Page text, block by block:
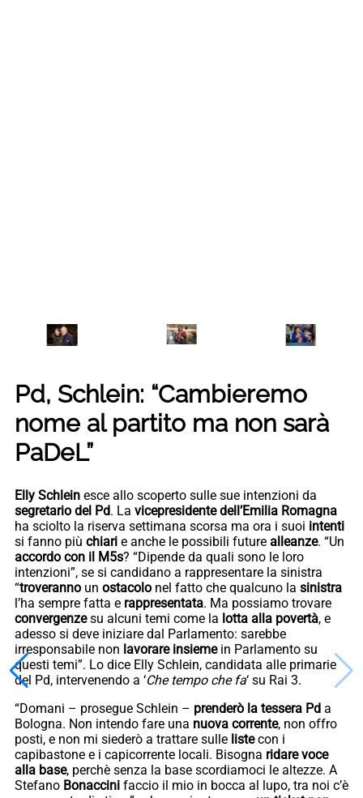
Pd, Schlein: “Cambieremo
nome al partito ma non sarà
PaDeL”
Elly Schlein esce allo scoperto sulle sue intenzioni da
segretario del Pd. La vicepresidente dell’Emilia Romagna
ha sciolto la riserva settimana scorsa ma ora i suoi intenti
si fanno più chiari e anche le possibili future alleanze. “Un
accordo con il M5s? “Dipende da quali sono le loro
intenzioni”, se si candidano a rappresentare la sinistra
“troveranno un ostacolo nel fatto che qualcuno la sinistra
l’ha sempre fatta e rappresentata. Ma possiamo trovare
convergenzesu alcuni temi come la lotta alla povertà, e
adesso si deve iniziare dal Parlamento: sarebbe
irresponsabile non lavorare insiemein Parlamento su
questi temi”. Lo dice Elly Schlein, candidata alle primarie
del Pd, intervenendo a ‘Che tempo che fa‘ su Rai 3.
“Domani – prosegue Schlein – prenderò la tessera Pd a
Bologna. Non intendo fare una nuova corrente, non offro
posti, e non mi siederò a trattare sulle listecon i
capibastone e i capicorrente locali. Bisogna ridare voce
alla base, perchè senza la base scordiamoci le altezze. A
Stefano Bonaccini faccio il mio in bocca al lupo, tra noi c’è